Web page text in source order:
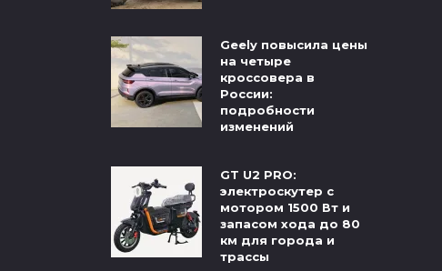
Geely повысила цены
на четыре
кроссовера в
России:
подробности
изменений
GT U2 PRO:
электроскутер с
мотором 1500 Вт и
запасом хода до 80
км для города и
трассы